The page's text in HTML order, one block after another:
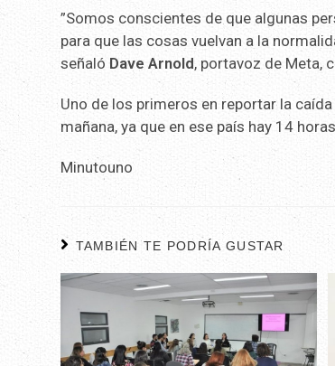
”Somos conscientes de que algunas
para que las cosas vuelvan a la
señaló Dave Arnold, portavoz de Meta,
Uno de los primeros en reportar la
mañana, ya que en ese país hay 14
Minutouno
TAMBIÉN TE PODRÍA GUSTAR